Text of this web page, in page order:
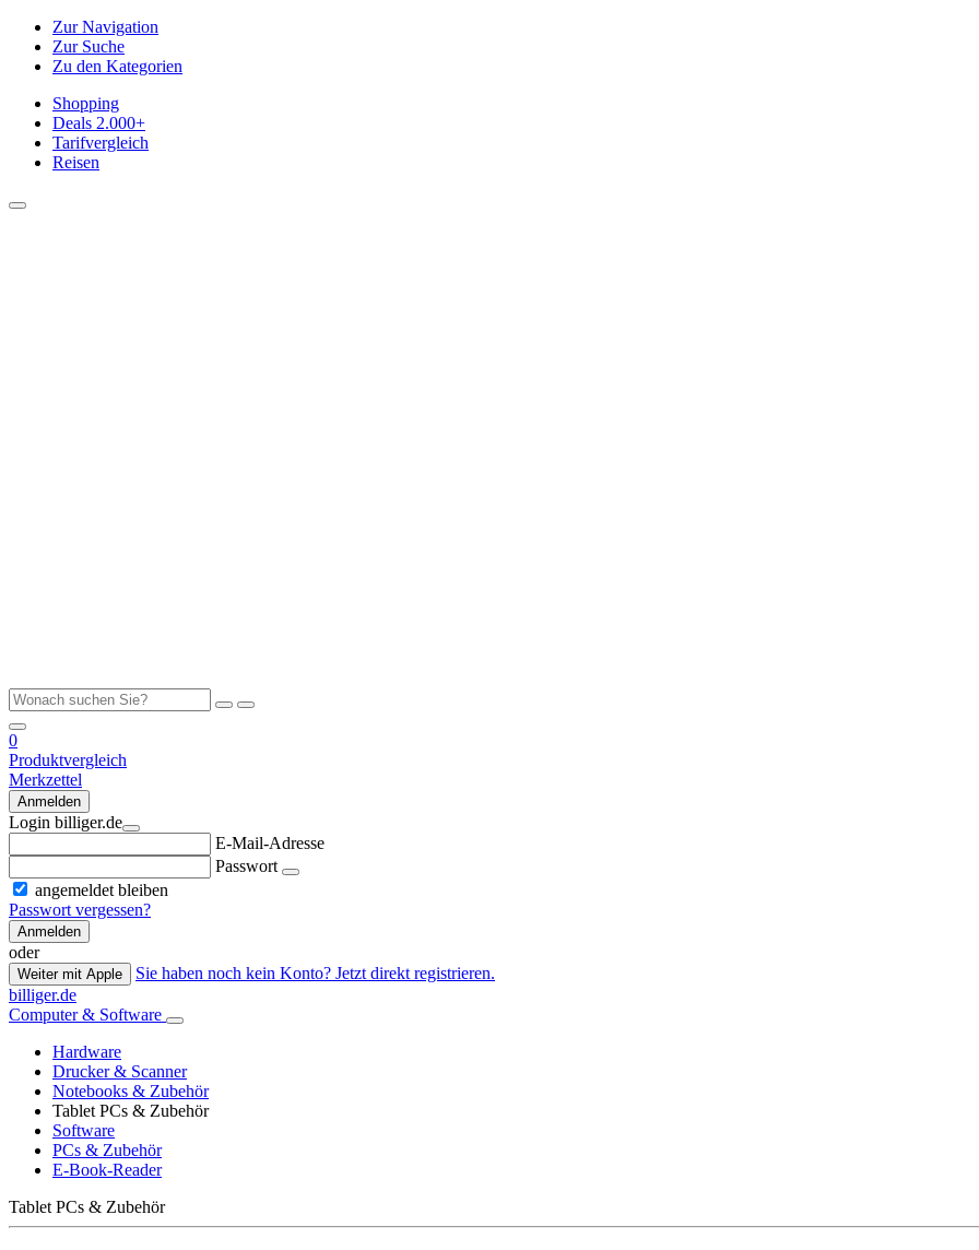
Zur Navigation
Zur Suche
Zu den Kategorien
Shopping
Deals 2.000+
Tarifvergleich
Reisen
0
Produktvergleich
Merkzettel
Anmelden
Login billiger.de
E-Mail-Adresse
Passwort
angemeldet bleiben
Passwort vergessen?
Anmelden
oder
Weiter mit Apple
Sie haben noch kein Konto? Jetzt direkt registrieren.
billiger.de
Computer & Software
Hardware
Drucker & Scanner
Notebooks & Zubehör
Tablet PCs & Zubehör
Software
PCs & Zubehör
E-Book-Reader
Tablet PCs & Zubehör